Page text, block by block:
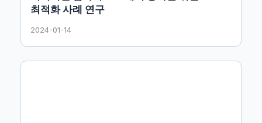
최적화 사례 연구
2024-01-14